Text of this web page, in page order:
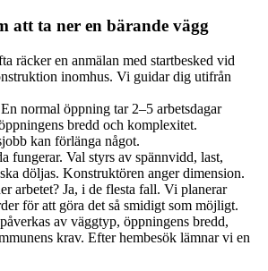
att ta ner en bärande vägg
räcker en anmälan med startbesked vid
inomhus. Vi guidar dig utifrån
normal öppning tar 2–5 arbetsdagar
bredd och komplexitet.
kan förlänga något.
fungerar. Val styrs av spännvidd, last,
döljas. Konstruktören anger dimension.
arbetet? Ja, i de flesta fall. Vi planerar
för att göra det så smidigt som möjligt.
av väggtyp, öppningens bredd,
krav. Efter hembesök lämnar vi en